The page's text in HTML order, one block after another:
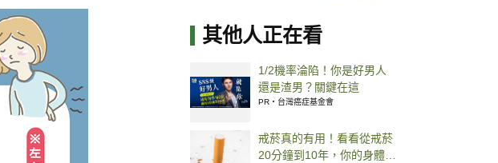
其他人正在看
1/2機率淪陷！你是好男人
還是渣男？關鍵在這
PR・台灣癌症基金會
戒菸真的有用！看看從戒菸
20分鐘到10年，你的身體會